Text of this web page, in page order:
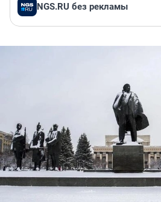
NGS.RU без рекламы